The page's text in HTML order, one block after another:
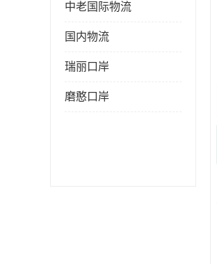
中老国际物流
国内物流
瑞丽口岸
磨憨口岸